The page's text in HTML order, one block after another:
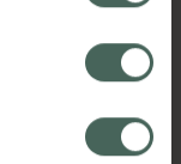
påverkar inte
återkallelsen.
oss från Skåne i
och på
att prata